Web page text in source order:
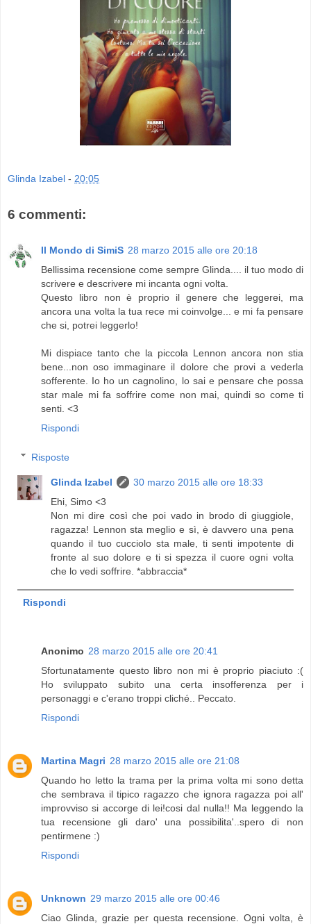
Glinda Izabel - 20:05
6 commenti:
Il Mondo di SimiS 28 marzo 2015 alle ore 20:18
Bellissima recensione come sempre Glinda.... il tuo modo di
scrivere e descrivere mi incanta ogni volta.
Questo libro non è proprio il genere che leggerei, ma
ancora una volta la tua rece mi coinvolge... e mi fa pensare
che si, potrei leggerlo!
Mi dispiace tanto che la piccola Lennon ancora non stia
bene...non oso immaginare il dolore che provi a vederla
sofferente. Io ho un cagnolino, lo sai e pensare che possa
star male mi fa soffrire come non mai, quindi so come ti
senti. <3
Rispondi
Risposte
Glinda Izabel
30 marzo 2015 alle ore 18:33
Ehi, Simo <3
Non mi dire così che poi vado in brodo di giuggiole,
ragazza! Lennon sta meglio e sì, è davvero una pena
quando il tuo cucciolo sta male, ti senti impotente di
fronte al suo dolore e ti si spezza il cuore ogni volta
che lo vedi soffrire. *abbraccia*
Rispondi
Anonimo 28 marzo 2015 alle ore 20:41
Sfortunatamente questo libro non mi è proprio piaciuto :(
Ho sviluppato subito una certa insofferenza per i
personaggi e c'erano troppi cliché.. Peccato.
Rispondi
Martina Magri 28 marzo 2015 alle ore 21:08
Quando ho letto la trama per la prima volta mi sono detta
che sembrava il tipico ragazzo che ignora ragazza poi all'
improvviso si accorge di lei!cosi dal nulla!! Ma leggendo la
tua recensione gli daro' una possibilita'..spero di non
pentirmene :)
Rispondi
Unknown 29 marzo 2015 alle ore 00:46
Ciao Glinda, grazie per questa recensione. Ogni volta, è